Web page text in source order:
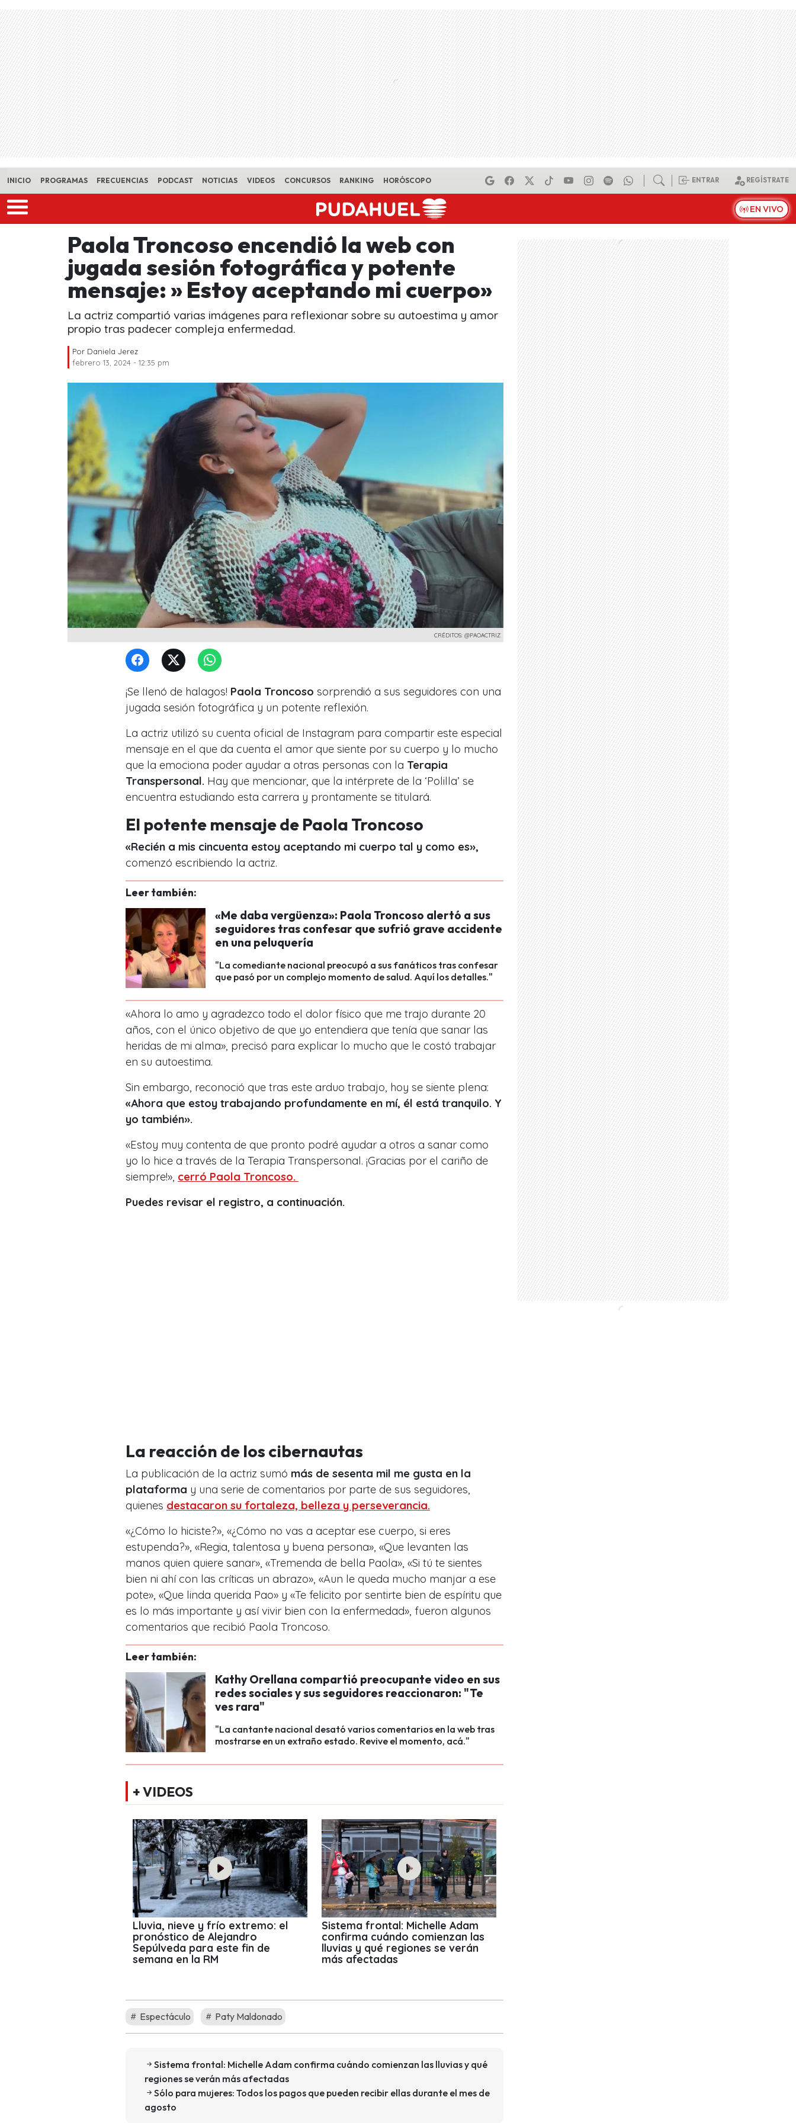
Skip to main content
INICIO PROGRAMAS FRECUENCIAS PODCAST NOTICIAS VIDEOS CONCURSOS RANKING HORÓSCOPO ENTRAR REGÍSTRATE
EN VIVO
Paola Troncoso encendió la web con
jugada sesión fotográfica y potente
mensaje: » Estoy aceptando mi cuerpo»
La actriz compartió varias imágenes para reflexionar sobre su autoestima y amor
propio tras padecer compleja enfermedad.
Por Daniela Jerez
febrero 13, 2024 - 12:35 pm
CRÉDITOS: @PAOACTRIZ
¡Se llenó de halagos! Paola Troncoso sorprendió a sus seguidores con una
jugada sesión fotográfica y un potente reflexión.
La actriz utilizó su cuenta oficial de Instagram para compartir este especial
mensaje en el que da cuenta el amor que siente por su cuerpo y lo mucho
que la emociona poder ayudar a otras personas con la Terapia
Transpersonal. Hay que mencionar, que la intérprete de la ‘Polilla’ se
encuentra estudiando esta carrera y prontamente se titulará.
El potente mensaje de Paola Troncoso
«Recién a mis cincuenta estoy aceptando mi cuerpo tal y como es»,
comenzó escribiendo la actriz.
Leer también:
«Me daba vergüenza»: Paola Troncoso alertó a sus
seguidores tras confesar que sufrió grave accidente
en una peluquería
"La comediante nacional preocupó a sus fanáticos tras confesar
que pasó por un complejo momento de salud. Aquí los detalles."
«Ahora lo amo y agradezco todo el dolor físico que me trajo durante 20
años, con el único objetivo de que yo entendiera que tenía que sanar las
heridas de mi alma», precisó para explicar lo mucho que le costó trabajar
en su autoestima.
Sin embargo, reconoció que tras este arduo trabajo, hoy se siente plena:
«Ahora que estoy trabajando profundamente en mí, él está tranquilo. Y
yo también».
«Estoy muy contenta de que pronto podré ayudar a otros a sanar como
yo lo hice a través de la Terapia Transpersonal. ¡Gracias por el cariño de
siempre!», cerró Paola Troncoso.
Puedes revisar el registro, a continuación.
La reacción de los cibernautas
La publicación de la actriz sumó más de sesenta mil me gusta en la
plataforma y una serie de comentarios por parte de sus seguidores,
quienes destacaron su fortaleza, belleza y perseverancia.
«¿Cómo lo hiciste?», «¿Cómo no vas a aceptar ese cuerpo, si eres
estupenda?», «Regia, talentosa y buena persona», «Que levanten las
manos quien quiere sanar», «Tremenda de bella Paola», «Si tú te sientes
bien ni ahí con las críticas un abrazo», «Aun le queda mucho manjar a ese
pote», «Que linda querida Pao» y «Te felicito por sentirte bien de espíritu que
es lo más importante y así vivir bien con la enfermedad», fueron algunos
comentarios que recibió Paola Troncoso.
Leer también:
Kathy Orellana compartió preocupante video en sus
redes sociales y sus seguidores reaccionaron: "Te
ves rara"
"La cantante nacional desató varios comentarios en la web tras
mostrarse en un extraño estado. Revive el momento, acá."
+ VIDEOS
Lluvia, nieve y frío extremo: el
pronóstico de Alejandro
Sepúlveda para este fin de
semana en la RM
Sistema frontal: Michelle Adam
confirma cuándo comienzan las
lluvias y qué regiones se verán
más afectadas
Espectáculo Paty Maldonado
Sistema frontal: Michelle Adam confirma cuándo comienzan las lluvias y qué
regiones se verán más afectadas
Sólo para mujeres: Todos los pagos que pueden recibir ellas durante el mes de
agosto